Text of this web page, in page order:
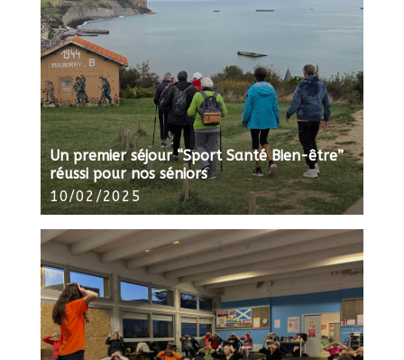
Un premier séjour “Sport Santé Bien-être”
réussi pour nos séniors
10/02/2025